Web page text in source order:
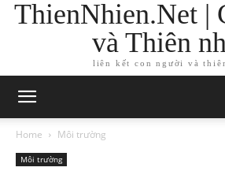
ThienNhien.Net |
và Thiên
liên kết con người và
Home Môi trường
Môi trường